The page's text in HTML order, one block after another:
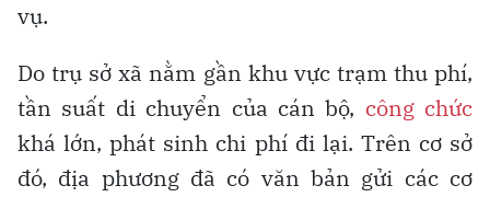
vụ.
Do trụ sở xã nằm gần khu vực trạm thu phí,
tần suất di chuyển của cán bộ, công chức
khá lớn, phát sinh chi phí đi lại. Trên cơ sở
đó, địa phương đã có văn bản gửi các cơ